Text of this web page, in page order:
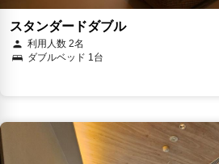
スタンダードダブル
利用人数 2名
ダブルベッド 1台